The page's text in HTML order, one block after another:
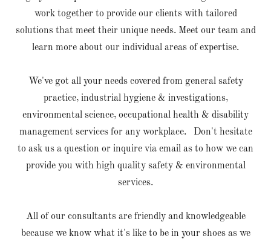
work together to provide our clients with tailored
solutions that meet their unique needs. Meet our team and
learn more about our individual areas of expertise.
We've got all your needs covered from general safety
practice, industrial hygiene & investigations,
environmental science, occupational health & disability
management services for any workplace. Don't hesitate
to ask us a question or inquire via email as to how we can
provide you with high quality safety & environmental
services.
All of our consultants are friendly and knowledgeable
because we know what it's like to be in your shoes as we